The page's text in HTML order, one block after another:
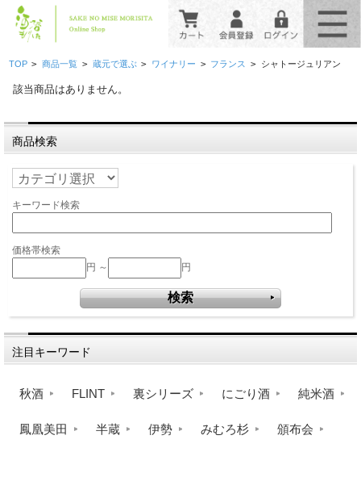
TOP > 商品一覧 > 蔵元で選ぶ > ワイナリー > フランス > シャトージュリアン
該当商品はありません。
商品検索
キーワード検索
価格帯検索
円 ～
円
注目キーワード
秋酒 FLINT 裏シリーズ にごり酒 純米酒
鳳凰美田 半蔵 伊勢 みむろ杉 頒布会